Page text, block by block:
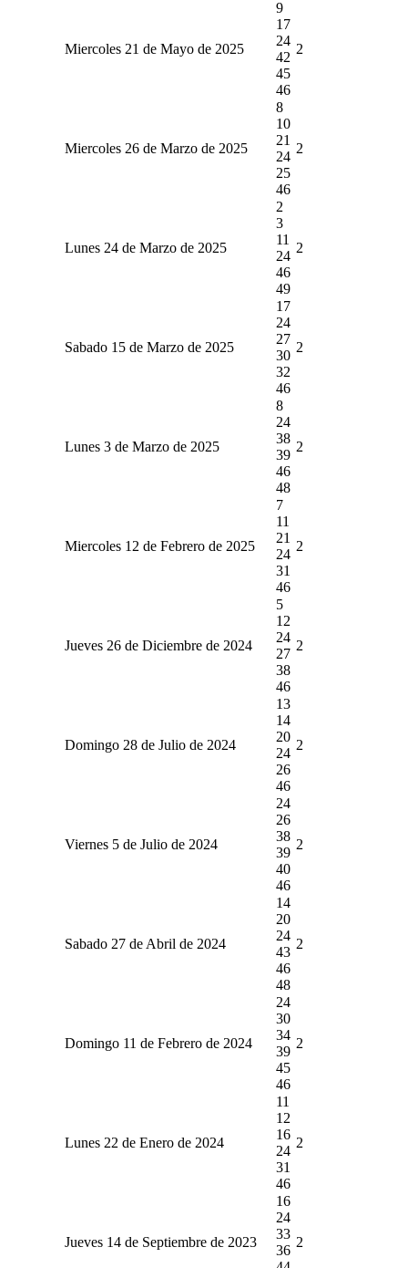
Miercoles 21 de Mayo de 2025
9
17
24
42
45
46
2
Miercoles 26 de Marzo de 2025
8
10
21
24
25
46
2
Lunes 24 de Marzo de 2025
2
3
11
24
46
49
2
Sabado 15 de Marzo de 2025
17
24
27
30
32
46
2
Lunes 3 de Marzo de 2025
8
24
38
39
46
48
2
Miercoles 12 de Febrero de 2025
7
11
21
24
31
46
2
Jueves 26 de Diciembre de 2024
5
12
24
27
38
46
2
Domingo 28 de Julio de 2024
13
14
20
24
26
46
2
Viernes 5 de Julio de 2024
24
26
38
39
40
46
2
Sabado 27 de Abril de 2024
14
20
24
43
46
48
2
Domingo 11 de Febrero de 2024
24
30
34
39
45
46
2
Lunes 22 de Enero de 2024
11
12
16
24
31
46
2
Jueves 14 de Septiembre de 2023
16
24
33
36
2